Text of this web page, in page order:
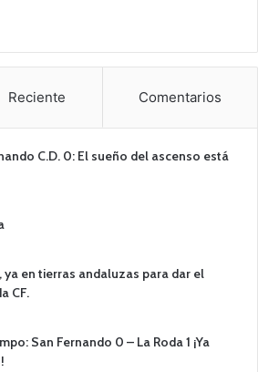
Reciente Comentarios
C.D. 0: El sueño del ascenso está
en tierras andaluzas para dar el
CF.
San Fernando 0 – La Roda 1 ¡Ya